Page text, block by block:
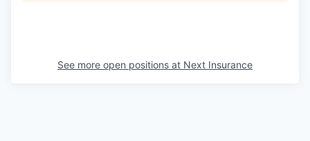
See more open positions at Next Insurance